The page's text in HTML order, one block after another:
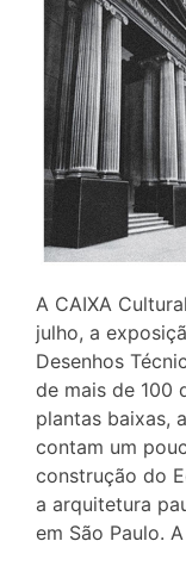
A CAIXA
julho, a
Desenhos
de mais de 100
plantas baixas,
contam um
construção do
a arquitetura
em São Paulo.